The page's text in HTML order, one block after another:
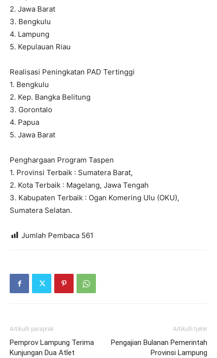
2. Jawa Barat
3. Bengkulu
4. Lampung
5. Kepulauan Riau
Realisasi Peningkatan PAD Tertinggi
1. Bengkulu
2. Kep. Bangka Belitung
3. Gorontalo
4. Papua
5. Jawa Barat
Penghargaan Program Taspen
1. Provinsi Terbaik : Sumatera Barat,
2. Kota Terbaik : Magelang, Jawa Tengah
3. Kabupaten Terbaik : Ogan Komering Ulu (OKU),
Sumatera Selatan.
Jumlah Pembaca 561
Artikulli paraprak
Pemprov Lampung Terima
Kunjungan Dua Atlet
Artikulli tjetër
Pengajian Bulanan Pemerintah
Provinsi Lampung